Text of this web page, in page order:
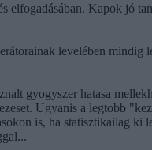
elfogadásában. Kapok jó
levelében mindig
gyogyszer hatasa
Ugyanis a legtobb
is, ha statisztikailag